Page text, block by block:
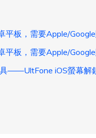
板，需要Apple/Google
板，需要Apple/Google
——UltFone iOS螢幕解